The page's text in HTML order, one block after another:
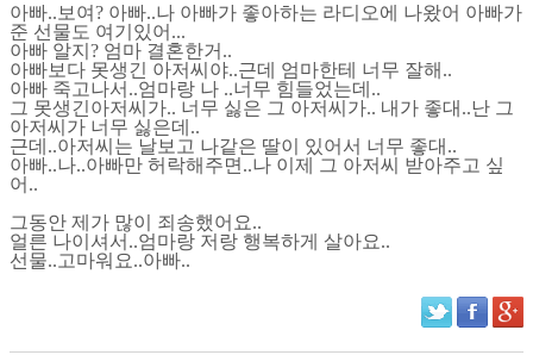
아빠..보여? 아빠..나 아빠가 좋아하는 라디오에 나왔어 아빠가
준 선물도 여기있어...
아빠 알지? 엄마 결혼한거..
아빠보다 못생긴 아저씨야..근데 엄마한테 너무 잘해..
아빠 죽고나서..엄마랑 나 ..너무 힘들었는데..
그 못생긴아저씨가.. 너무 싫은 그 아저씨가.. 내가 좋대..난 그
아저씨가 너무 싫은데..
근데..아저씨는 날보고 나같은 딸이 있어서 너무 좋대..
아빠..나..아빠만 허락해주면..나 이제 그 아저씨 받아주고 싶
어..
그동안 제가 많이 죄송했어요..
얼른 나이셔서..엄마랑 저랑 행복하게 살아요..
선물..고마워요..아빠..